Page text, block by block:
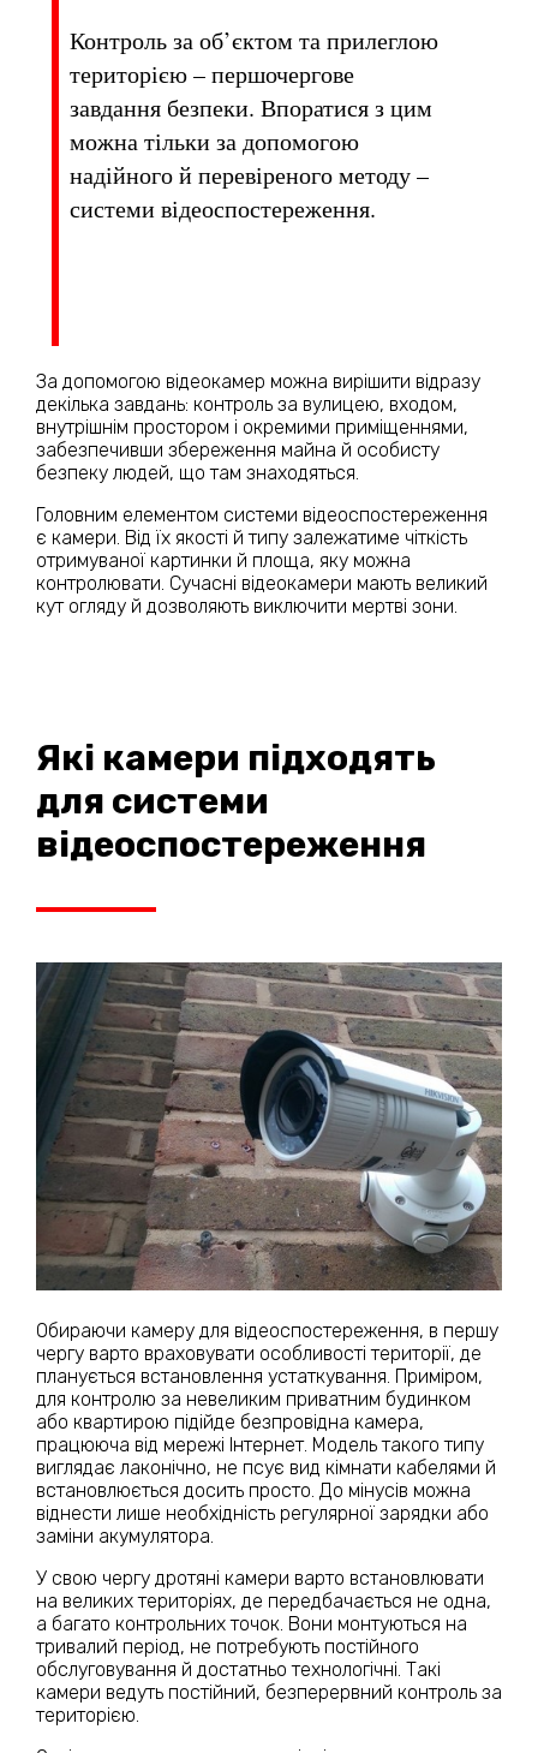
Контроль за об’єктом та прилеглою
територією – першочергове
завдання безпеки. Впоратися з цим
можна тільки за допомогою
надійного й перевіреного методу –
системи відеоспостереження.
За допомогою відеокамер можна вирішити відразу
декілька завдань: контроль за вулицею, входом,
внутрішнім простором і окремими приміщеннями,
забезпечивши збереження майна й особисту
безпеку людей, що там знаходяться.
Головним елементом системи відеоспостереження
є камери. Від їх якості й типу залежатиме чіткість
отримуваної картинки й площа, яку можна
контролювати. Сучасні відеокамери мають великий
кут огляду й дозволяють виключити мертві зони.
Які камери підходять
для системи
відеоспостереження
Обираючи камеру для відеоспостереження, в першу
чергу варто враховувати особливості території, де
планується встановлення устаткування. Приміром,
для контролю за невеликим приватним будинком
або квартирою підійде безпровідна камера,
працююча від мережі Інтернет. Модель такого типу
виглядає лаконічно, не псує вид кімнати кабелями й
встановлюється досить просто. До мінусів можна
віднести лише необхідність регулярної зарядки або
заміни акумулятора.
У свою чергу дротяні камери варто встановлювати
на великих територіях, де передбачається не одна,
а багато контрольних точок. Вони монтуються на
тривалий період, не потребують постійного
обслуговування й достатньо технологічні. Такі
камери ведуть постійний, безперервний контроль за
територією.